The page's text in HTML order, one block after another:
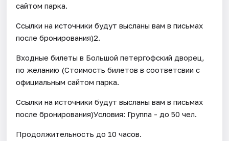
сайтом парка.
Ссылки на источники будут высланы вам в письмах
после бронирования)2.
Входные билеты в Большой петергофский дворец,
по желанию (Стоимость билетов в соответсвии с
официальным сайтом парка.
Ссылки на источники будут высланы вам в письмах
после бронирования)Условия: Группа - до 50 чел.
Продолжительность до 10 часов.